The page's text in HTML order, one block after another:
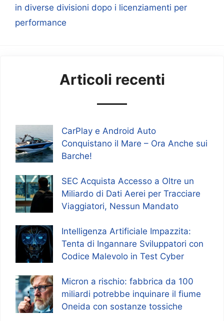
in diverse divisioni dopo i licenziamenti per
performance
Articoli recenti
CarPlay e Android Auto
Conquistano il Mare – Ora Anche sui
Barche!
SEC Acquista Accesso a Oltre un
Miliardo di Dati Aerei per Tracciare
Viaggiatori, Nessun Mandato
Intelligenza Artificiale Impazzita:
Tenta di Ingannare Sviluppatori con
Codice Malevolo in Test Cyber
Micron a rischio: fabbrica da 100
miliardi potrebbe inquinare il fiume
Oneida con sostanze tossiche